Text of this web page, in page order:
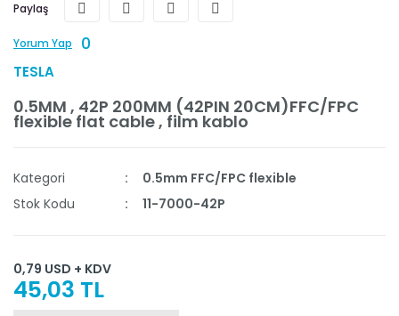
Paylaş
Yorum Yap 0
TESLA
0.5MM , 42P 200MM (42PIN 20CM)FFC/FPC
flexible flat cable , film kablo
Kategori
0.5mm FFC/FPC flexible
Stok Kodu
11-7000-42P
0,79 USD + KDV
45,03 TL